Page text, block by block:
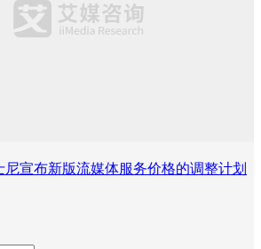
尼宣布新版流媒体服务价格的调整计划